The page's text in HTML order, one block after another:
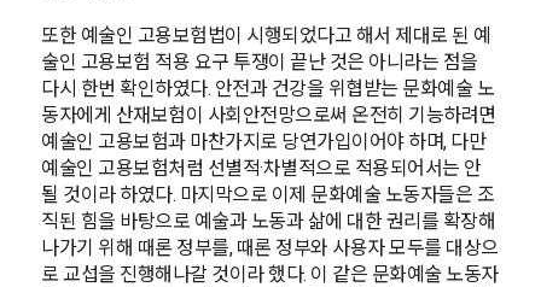
또한 예술인 고용보험법이 시행되었다고 해서 제대로 된 예
술인 고용보험 적용 요구 투쟁이 끝난 것은 아니라는 점을
다시 한번 확인하였다. 안전과 건강을 위협받는 문화예술 노
동자에게 산재보험이 사회안전망으로써 온전히 기능하려면
예술인 고용보험과 마찬가지로 당연가입이어야 하며, 다만
예술인 고용보험처럼 선별적·차별적으로 적용되어서는 안
될 것이라 하였다. 마지막으로 이제 문화예술 노동자들은 조
직된 힘을 바탕으로 예술과 노동과 삶에 대한 권리를 확장해
나가기 위해 때론 정부를, 때론 정부와 사용자 모두를 대상으
로 교섭을 진행해나갈 것이라 했다. 이 같은 문화예술 노동자